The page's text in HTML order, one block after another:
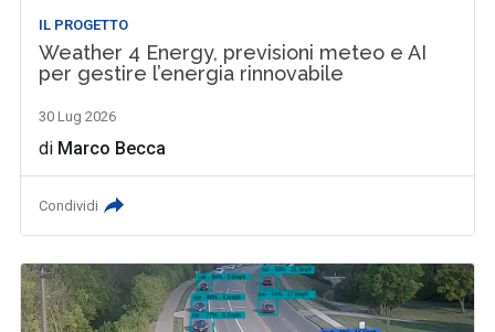
IL PROGETTO
Weather 4 Energy, previsioni meteo e AI
per gestire l’energia rinnovabile
30 Lug 2026
di Marco Becca
Condividi